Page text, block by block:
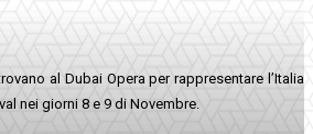
al Dubai Opera per rappresentare l’Italia
nei giorni 8 e 9 di Novembre.